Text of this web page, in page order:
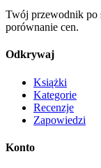
Twój przewodnik po
porównanie cen.
Odkrywaj
Książki
Kategorie
Recenzje
Zapowiedzi
Konto